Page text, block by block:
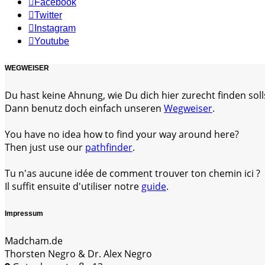
Facebook
Twitter
Instagram
Youtube
WEGWEISER
Du hast keine Ahnung, wie Du dich hier zurecht finden
Dann benutz doch einfach unseren Wegweiser.
You have no idea how to find your way around here?
Then just use our pathfinder.
Tu n'as aucune idée de comment trouver ton chemin ici ?
Il suffit ensuite d'utiliser notre guide.
Impressum
Madcham.de
Thorsten Negro & Dr. Alex Negro